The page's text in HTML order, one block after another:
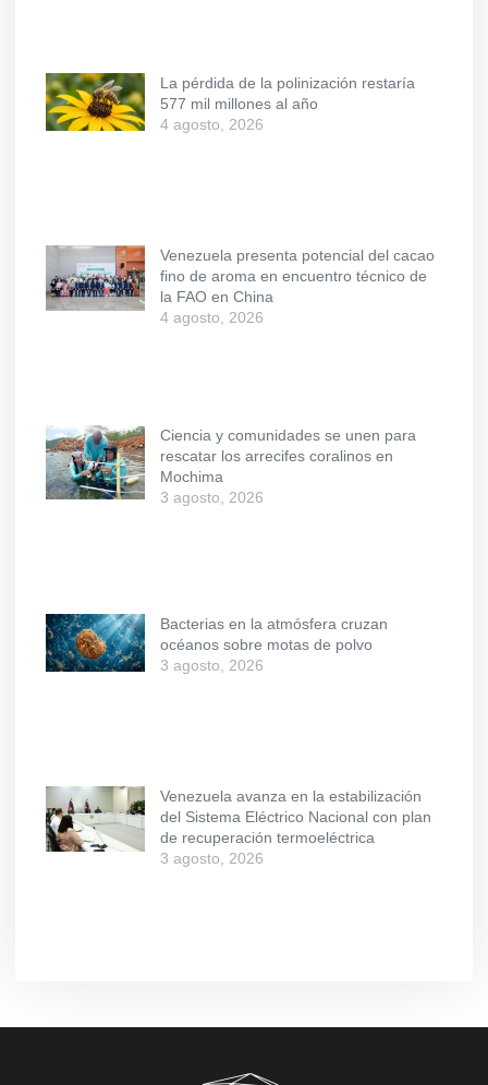
La pérdida de la polinización restaría
577 mil millones al año
4 agosto, 2026
Venezuela presenta potencial del cacao
fino de aroma en encuentro técnico de
la FAO en China
4 agosto, 2026
Ciencia y comunidades se unen para
rescatar los arrecifes coralinos en
Mochima
3 agosto, 2026
Bacterias en la atmósfera cruzan
océanos sobre motas de polvo
3 agosto, 2026
Venezuela avanza en la estabilización
del Sistema Eléctrico Nacional con plan
de recuperación termoeléctrica
3 agosto, 2026